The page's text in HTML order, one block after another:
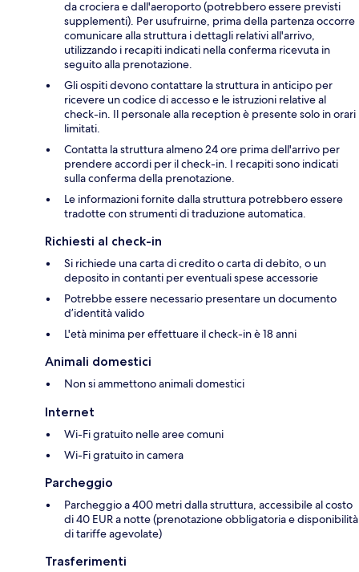
da crociera e dall'aeroporto (potrebbero essere previsti
supplementi). Per usufruirne, prima della partenza occorre
comunicare alla struttura i dettagli relativi all'arrivo,
utilizzando i recapiti indicati nella conferma ricevuta in
seguito alla prenotazione.
Gli ospiti devono contattare la struttura in anticipo per
ricevere un codice di accesso e le istruzioni relative al
check-in. Il personale alla reception è presente solo in orari
limitati.
Contatta la struttura almeno 24 ore prima dell'arrivo per
prendere accordi per il check-in. I recapiti sono indicati
sulla conferma della prenotazione.
Le informazioni fornite dalla struttura potrebbero essere
tradotte con strumenti di traduzione automatica.
Richiesti al check-in
Si richiede una carta di credito o carta di debito, o un
deposito in contanti per eventuali spese accessorie
Potrebbe essere necessario presentare un documento
d’identità valido
L'età minima per effettuare il check-in è 18 anni
Animali domestici
Non si ammettono animali domestici
Internet
Wi-Fi gratuito nelle aree comuni
Wi-Fi gratuito in camera
Parcheggio
Parcheggio a 400 metri dalla struttura, accessibile al costo
di 40 EUR a notte (prenotazione obbligatoria e disponibilità
di tariffe agevolate)
Trasferimenti